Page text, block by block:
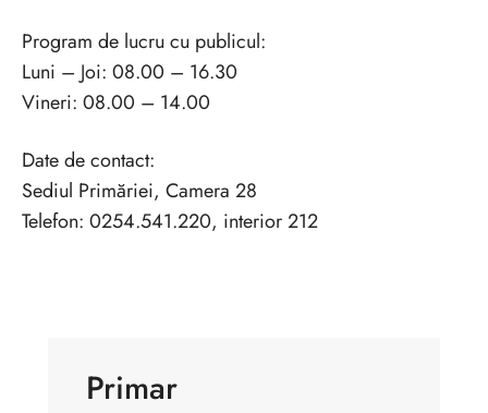
Program de lucru cu publicul:
Luni – Joi: 08.00 – 16.30
Vineri: 08.00 – 14.00
Date de contact:
Sediul Primăriei, Camera 28
Telefon: 0254.541.220, interior 212
Primar